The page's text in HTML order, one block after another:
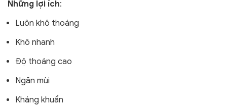
Những lợi ích:
Luôn khô thoáng
Khô nhanh
Độ thoáng cao
Ngăn mùi
Kháng khuẩn